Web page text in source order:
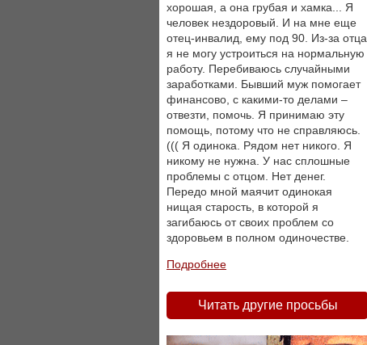
хорошая, а она грубая и хамка... Я
человек нездоровый. И на мне еще
отец-инвалид, ему под 90. Из-за отца
я не могу устроиться на нормальную
работу. Перебиваюсь случайными
заработками. Бывший муж помогает
финансово, с какими-то делами –
отвезти, помочь. Я принимаю эту
помощь, потому что не справляюсь.
((( Я одинока. Рядом нет никого. Я
никому не нужна. У нас сплошные
проблемы с отцом. Нет денег.
Передо мной маячит одинокая
нищая старость, в которой я
загибаюсь от своих проблем со
здоровьем в полном одиночестве.
Подробнее
Читать другие просьбы